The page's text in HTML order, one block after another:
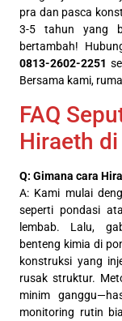
pra dan pasca
3-5 tahun yang
bertambah!
0813-2602-2251
Bersama kami,
FAQ
Hiraeth
Q: Gimana cara
A: Kami mulai
seperti pondasi
lembab. Lalu,
benteng kimia di
konstruksi yang
rusak struktur.
minim
monitoring rutin